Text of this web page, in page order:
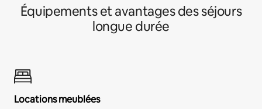
Équipements et avantages des séjours
longue durée
Locations meublées